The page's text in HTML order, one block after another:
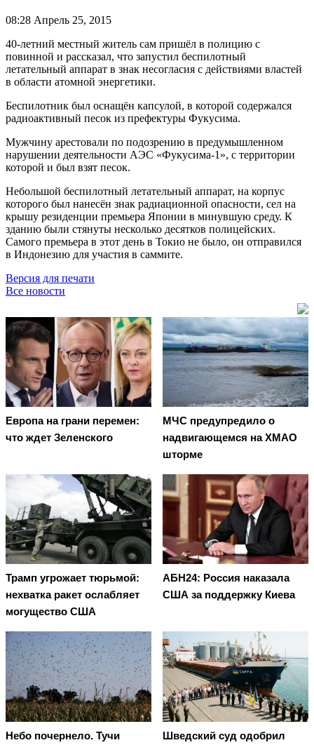
08:28 Апрель 25, 2015
40-летний местный житель сам пришёл в полицию с
повинной и рассказал, что запустил беспилотный
летательный аппарат в знак несогласия с действиями властей
в области атомной энергетики.
Беспилотник был оснащён капсулой, в которой содержался
радиоактивный песок из префектуры Фукусима.
Мужчину арестовали по подозрению в предумышленном
нарушении деятельности АЭС «Фукусима-1», с территории
которой и был взят песок.
Небольшой беспилотный летательный аппарат, на корпус
которого был нанесён знак радиационной опасности, сел на
крышу резиденции премьера Японии в минувшую среду. К
зданию были стянуты несколько десятков полицейских.
Самого премьера в этот день в Токио не было, он отправился
в Индонезию для участия в саммите.
Версия для печати
Все новости
Европа на грани перемен:
что ждет Зеленского
МЧС предупредило о
надвигающемся на ХМАО
шторме
Трамп угрожает тюрьмой:
нехватка ракет ослабляет
могущество США
АБН24: Россия наказала
США за поддержку Киева
Небо почернело. Тучи Шведский суд одобрил